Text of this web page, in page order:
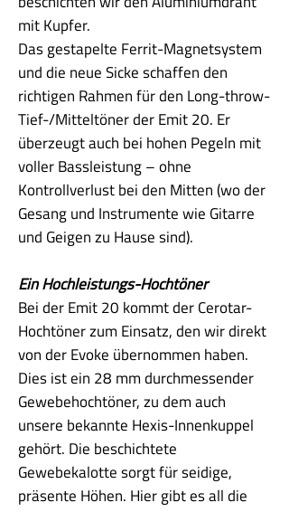
mit Kupfer.
Das gestapelte Ferrit-Magnetsystem
und die neue Sicke schaffen den
richtigen Rahmen für den Long-throw-
Tief-/Mitteltöner der Emit 20. Er
überzeugt auch bei hohen Pegeln mit
voller Bassleistung – ohne
Kontrollverlust bei den Mitten (wo der
Gesang und Instrumente wie Gitarre
und Geigen zu Hause sind).
Ein Hochleistungs-Hochtöner
Bei der Emit 20 kommt der Cerotar-
Hochtöner zum Einsatz, den wir direkt
von der Evoke übernommen haben.
Dies ist ein 28 mm durchmessender
Gewebehochtöner, zu dem auch
unsere bekannte Hexis-Innenkuppel
gehört. Die beschichtete
Gewebekalotte sorgt für seidige,
präsente Höhen. Hier gibt es all die